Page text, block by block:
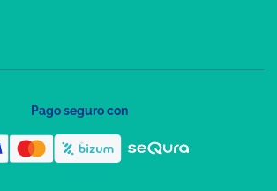
Pago seguro con